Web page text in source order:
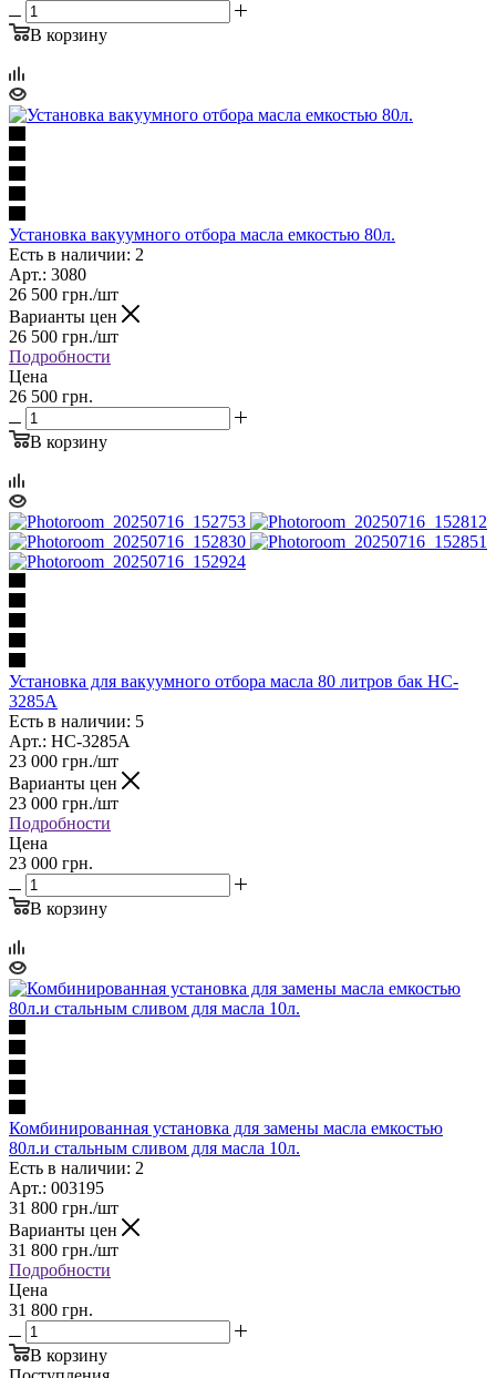
В корзину
Установка вакуумного отбора масла емкостью 80л.
Есть в наличии: 2
Арт.: 3080
26 500 грн./шт
Варианты цен
26 500 грн./шт
Подробности
Цена
26 500 грн.
В корзину
Установка для вакуумного отбора масла 80 литров бак HC-
3285A
Есть в наличии: 5
Арт.: HC-3285A
23 000 грн./шт
Варианты цен
23 000 грн./шт
Подробности
Цена
23 000 грн.
В корзину
Комбинированная установка для замены масла емкостью
80л.и стальным сливом для масла 10л.
Есть в наличии: 2
Арт.: 003195
31 800 грн./шт
Варианты цен
31 800 грн./шт
Подробности
Цена
31 800 грн.
В корзину